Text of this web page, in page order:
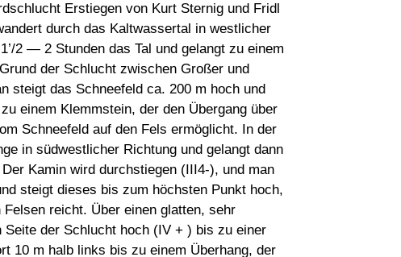
Erstiegen von Kurt Sternig und Fridl
durch das Kaltwassertal in westlicher
2 — 2 Stunden das Tal und gelangt zu einem
der Schlucht zwischen Großer und
steigt das Schneefeld ca. 200 m hoch und
einem Klemmstein, der den Übergang über
Schneefeld auf den Fels ermöglicht. In der
in südwestlicher Richtung und gelangt dann
Kamin wird durchstiegen (III4-), und man
steigt dieses bis zum höchsten Punkt hoch,
reicht. Über einen glatten, sehr
der Schlucht hoch (IV + ) bis zu einer
10 m halb links bis zu einem Überhang, der